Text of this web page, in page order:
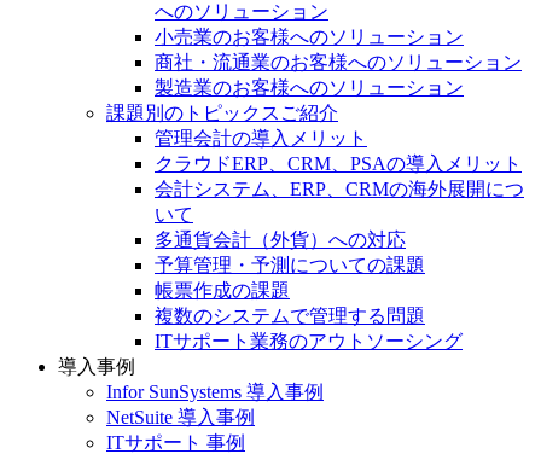
へのソリューション
小売業のお客様へのソリューション
商社・流通業のお客様へのソリューション
製造業のお客様へのソリューション
課題別のトピックスご紹介
管理会計の導入メリット
クラウドERP、CRM、PSAの導入メリット
会計システム、ERP、CRMの海外展開につ
いて
多通貨会計（外貨）への対応
予算管理・予測についての課題
帳票作成の課題
複数のシステムで管理する問題
ITサポート業務のアウトソーシング
導入事例
Infor SunSystems 導入事例
NetSuite 導入事例
ITサポート 事例